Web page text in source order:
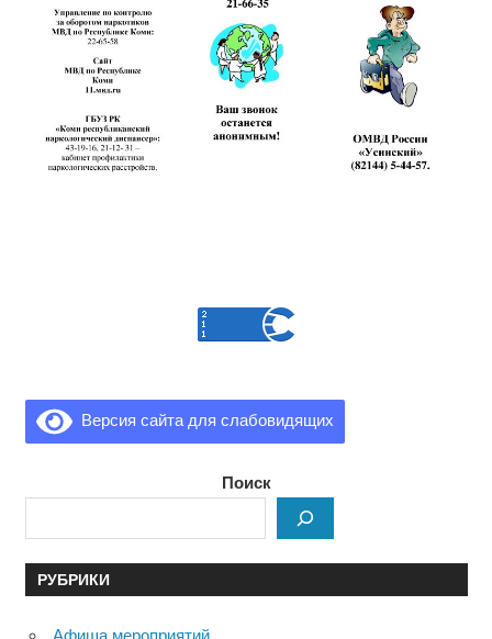
Версия сайта для слабовидящих
Поиск
РУБРИКИ
Афиша мероприятий